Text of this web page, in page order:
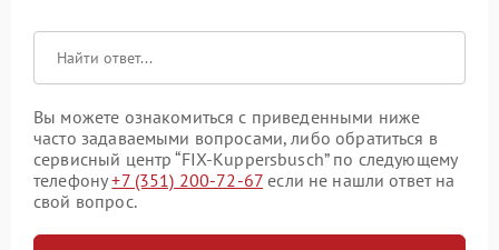
Вы можете ознакомиться с приведенными ниже
часто задаваемыми вопросами, либо обратиться в
сервисный центр “FIX-Kuppersbusch” по следующему
телефону+7 (351) 200-72-67 если не нашли ответ на
свой вопрос.